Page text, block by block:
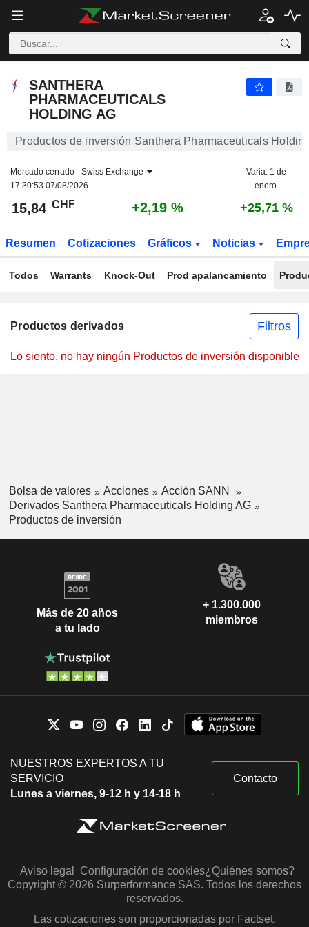
SANTHERA
PHARMACEUTICALS
HOLDING AG
Productos de inversión Santhera Pharmaceuticals
Mercado cerrado - Swiss Exchange
17:30:53 07/08/2026
Varia. 1 de
enero.
15,84 CHF +2,19 % +25,71 %
Resumen Cotizaciones Gráficos Noticias
Todos Warrants Knock-Out Prod apalancamiento
Productos derivados Filtros
Lo siento, no hay ningún Productos de inversión disponible
Bolsa de valores Acciones
Acción SANN
Derivados Santhera Pharmaceuticals Holding AG
Productos de inversión
Más de 20 años
a tu lado
+ 1.300.000
miembros
NUESTROS EXPERTOS A TU
SERVICIO
Lunes a viernes, 9-12 h y 14-18 h
Contacto
Aviso legal Configuración de cookies¿Quiénes somos?
Copyright © 2026 Surperformance SAS. Todos los derechos
reservados.
Las cotizaciones son proporcionadas por Factset,